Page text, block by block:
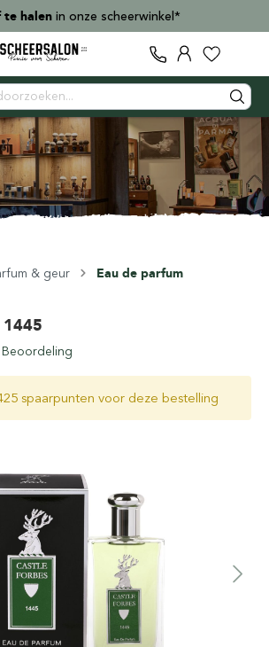
te halenin onze scheerwinkel*
& geur Eau de parfum
1445
Beoordeling
spaarpunten voor deze bestelling